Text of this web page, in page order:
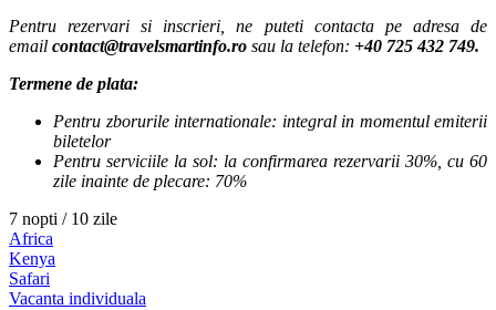
Pentru rezervari si inscrieri, ne puteti contacta pe adresa de
email contact@travelsmartinfo.ro sau la telefon: +40 725 432 749.
Termene de plata:
Pentru zborurile internationale: integral in momentul emiterii
biletelor
Pentru serviciile la sol: la confirmarea rezervarii 30%, cu 60
zile inainte de plecare: 70%
7 nopti / 10 zile
Africa
Kenya
Safari
Vacanta individuala